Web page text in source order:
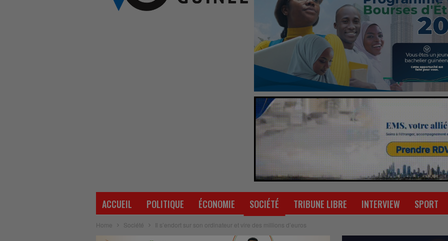
ACCUEIL POLITIQUE ÉCONOMIE SOCIÉTÉ TRIBUNE LIBRE INTERVIEW SPORT
Home Société Il s’endort sur son ordinateur et vire des millions d’euros